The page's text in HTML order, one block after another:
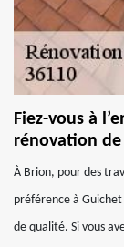
Fiez-vous à
rénovation
À Brion, pour des
préférence à Guichet
de qualité. Si vous